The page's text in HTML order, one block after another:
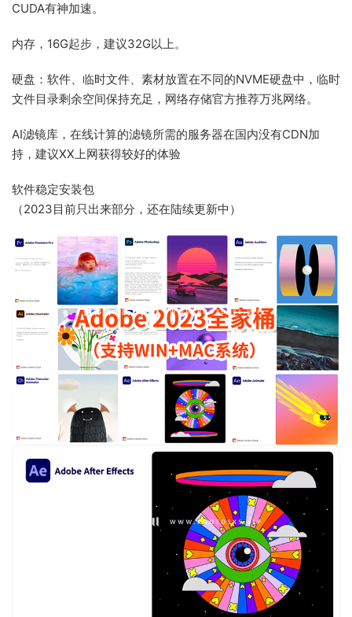
CUDA有神加速。
内存，16G起步，建议32G以上。
硬盘：软件、临时文件、素材放置在不同的NVME硬盘中，临时
文件目录剩余空间保持充足，网络存储官方推荐万兆网络。
AI滤镜库，在线计算的滤镜所需的服务器在国内没有CDN加
持，建议XX上网获得较好的体验
软件稳定安装包
（2023目前只出来部分，还在陆续更新中）